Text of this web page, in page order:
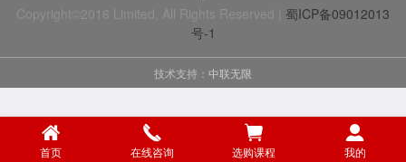
首页 在线咨询 选购课程 我的
Copyright©2016 Limited, All Rights Reserved | 蜀ICP备09012013
号-1
技术支持： 中联无限